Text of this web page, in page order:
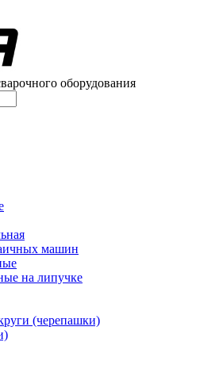
оборудования
машин
на липучке
(черепашки)